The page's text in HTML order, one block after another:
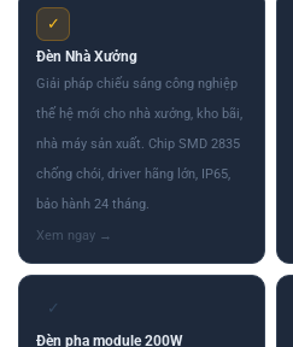
✓
Đèn Nhà Xưởng
Giải pháp chiếu sáng công nghiệp
thế hệ mới cho nhà xưởng, kho bãi,
nhà máy sản xuất. Chip SMD 2835
chống chói, driver hãng lớn, IP65,
bảo hành 24 tháng.
✓
Đèn pha module 200W